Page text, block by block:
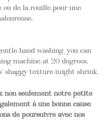
ou de la rouille pour une
hand washing, you can
machine at 20 degrees.
shaggy texture might shrink.
non seulement notre petite
à une bonne cause
de poursuivre avec nos